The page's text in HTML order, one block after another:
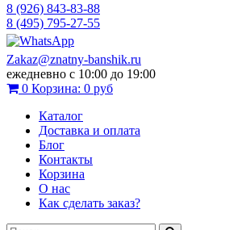
8 (926) 843-83-88
8 (495) 795-27-55
Zakaz@znatny-banshik.ru
ежедневно с 10:00 до 19:00
0 Корзина: 0 руб
Каталог
Доставка и оплата
Блог
Контакты
Корзина
О нас
Как сделать заказ?